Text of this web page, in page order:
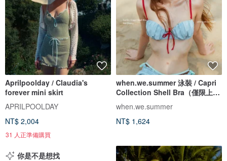
Aprilpoolday / Claudia's
forever mini skirt
APRILPOOLDAY
NT$ 2,004
31 人正準備購買
when.we.summer 泳裝 / Capri
Collection Shell Bra（僅限上
衣）
when.we.summer
NT$ 1,624
你是不是想找